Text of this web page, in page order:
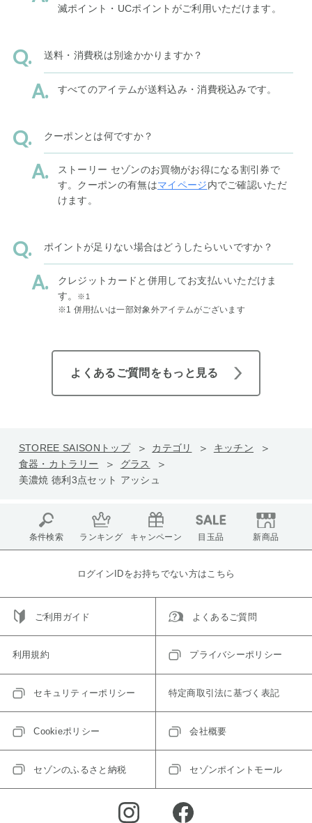
滅ポイント・UCポイントがご利用いただけます。
送料・消費税は別途かかりますか？
すべてのアイテムが送料込み・消費税込みです。
クーポンとは何ですか？
ストーリー セゾンのお買物がお得になる割引券で
す。クーポンの有無はマイページ内でご確認いただ
けます。
ポイントが足りない場合はどうしたらいいですか？
クレジットカードと併用してお支払いいただけま
す。
※1
※1 併用払いは一部対象外アイテムがございます
よくあるご質問をもっと見る
STOREE SAISONトップ カテゴリ
キッチン
食器・カトラリー
グラス
美濃焼 徳利3点セット アッシュ
条件検索 ランキング キャンペーン 目玉品 新商品
ログインIDをお持ちでない方はこちら
ご利用ガイド よくあるご質問
利用規約 プライバシーポリシー
セキュリティーポリシー 特定商取引法に基づく表記
Cookieポリシー 会社概要
セゾンのふるさと納税 セゾンポイントモール